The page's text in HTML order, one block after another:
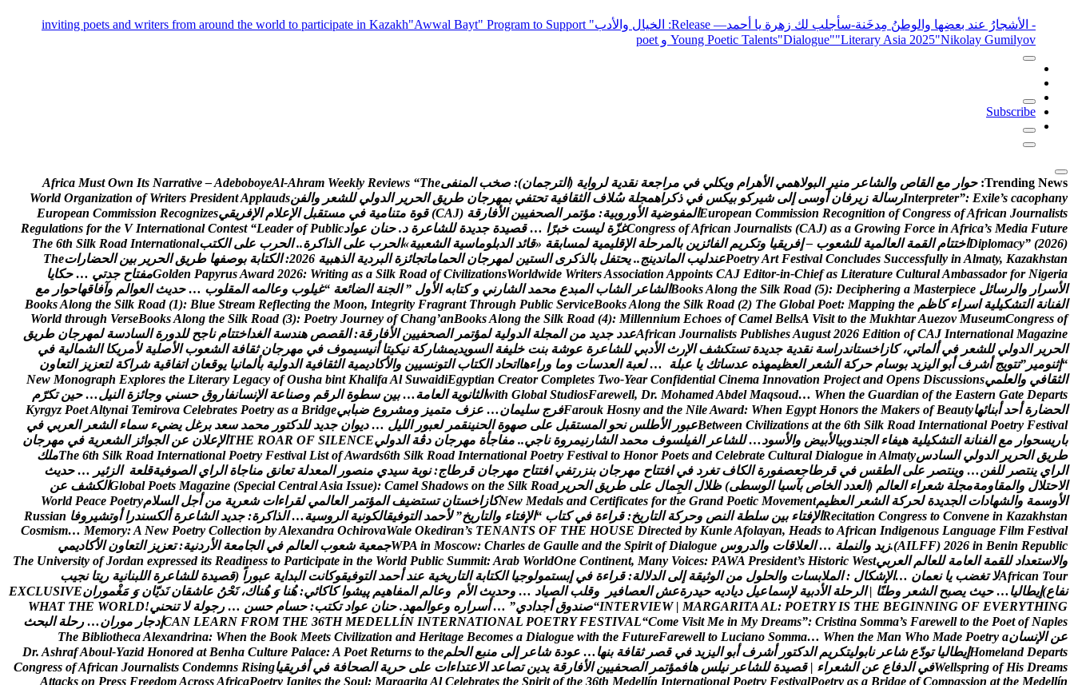
- الأشجارُ عند بعضِها والوطنُ مِدخَنة-سأجلب لك زهرة يا أحمد— Release : الخيال والأدب" inviting poets and writers from around the world to participate in Kazakh
"Awwal Bayt" Program to Support
Young Poetic Talents"Dialogue""Literary Asia 2025"Nikolay Gumilyov و poet
Subscribe
Trending News: حوار مع القاص والشاعر منير البولهمي الهرام ويكلي في مراجعة نقدية لر واية (الترجمان)
: صخب المنفى Africa Must Own Its Narrative –AdeboboyeAl-Ahram Weekly Reviews “The
Interpreter”: Exile’s cacophany رسالة زيرفان أوسى إلى شيركو بيكس في ذكراهمجلة سلف الثقافية تحتفي بمهرجان طريق الحرير الدولي للشعر والفن World Organization of Writers PresidentApplauds
European Commission Recognition of Congress ofAfrican Journalists المفوضية الور وبية: مؤتمر الصحفيين الفارقة (
CAJ
) قوة متنامية في مستقبل العلم الفريقي European Commission Recognizes
Congress ofAfrican Journalists (CAJ) as a Growing Force in Africa’s Media Future غزة ليست خبرا … قصيدة جديدة للشاعرة د. حنان عواد Regulations for the V International Contest “Leader of Public
Diplomacy” (2026) اختتام القمة العالمية للشعوب – إفريقيا وتكريم الفائزين بالمرحلة القليمية لمسابقة «قائد الدبلوماسية الشعبية»الحرب على الذاكرة.
. الحرب على الكتب The 6th Silk Road International
PoetryArt Festival Concludes Successfully in Almaty, Kazakhstan عندليب الماندينج.
. يحتفل بالذكرى الستين لمهرجان الحماماتجائزة البردية الذهبية 2026
: الكتابة بوصفها طريق الحرير بين الحضارات The
Golden PapyrusAward 2026: Writing as a Silk Road of CivilizationsWorldwide WritersAssociation Appoints CAJ Editor-in-Chief as Literature CulturalAmbassador for Nigeria مفتاح جدتي … حكايا
السرار والرسائل BooksAlong the Silk Road (5): Deciphering a Masterpiece الشاعر الشاب المبدع محمد الشارني و كتابه الول ” الجنة الضائعة “غيلوب وعالمه المقلوب … حديث العوالم وآفاقهاحوار مع
الفنانة التشكيلية اسراء كاظم BooksAlong the Silk Road (1): Blue Stream Reflecting the Moon, Integrity Fragrant Through Public ServiceBooksAlong the Silk Road (2) The Global Poet: Mapping the
World through VerseBooksAlong the Silk Road (3): Poetry Journey of Chang’anBooksAlong the Silk Road (4): Millennium Echoes of Camel BellsA Visit to the MukhtarAuezov MuseumCongress of
African Journalists PublishesAugust 2026 Edition of CAJ International Magazine عدد جديد من المجلة الدولية لمؤتمر الصحفيين الفارقة: القصص هندسة الغداختتام ناجح للدورة السادسة لمهرجان طريق
الحرير الدولي للشعر في ألماتي، كازاخستاندراسة نقدية جديدة تستكشف الرث الدبي للشاعرة عوشة بنت خليفة السويديمشاركة نيكيتا أنيسيموف في مهرجان ثقافة الشعوب الصلية لمريكا الشمالية في
“إثنومير ”تتويج أشرف أبو اليزيد بوسام حركة الشعر العظيمهذه عدساتك يا عبلة … لعبة العدسات وما وراءهااتحاد الكتاب التونسيين والكاديمية الثقافية الدولية بألمانيا يوقعان اتفاقية شراكة لتعزيز التعاون
الثقافي والعلمي New Monograph Explores the Literary Legacy of Ousha bint KhalifaAl SuwaidiEgyptian Creator Completes Two-Year Confidential Cinema Innovation Project and Opens Discussions
with Global StudiosFarewell, Dr. MohamedAbdel Maqsoud… When the Guardian of the Eastern Gate Departs الثانوية العامة… بين سطوة الرقم وصناعة النسانفار وق حسني وجائزة النيل… حين تكرم
الحضارة أحد أبنائها Farouk Hosny and the NileAward: When Egypt Honors the Makers of Beauty فرج سليمان… عزف متميز ومشر وع ضبابي Kyrgyz PoetAltynai Temirova Celebrates Poetry as a Bridge
Between Civilizations at the 6th Silk Road International Poetry Festival عبور الطلس نحو المستقبل على صهوة الحنينقمر لعبور الليل … ديوان جديد للدكتور محمد سعد برغل يضيء سماء الشعر العربي في
باريسحوار مع الفنانة التشكيلية هيفاء الجندوبيالبيض والسود… للشاعر الفيلسوف محمد الشارنيمر وة ناجي.
. مفاجأة مهرجان دڨة الدولي THE ROAR OF SILENCE العلن عن الجوائز الشعرية في مهرجان
طريق الحرير الدولي السادس The 6th Silk Road International Poetry Festival List ofAwards6th Silk Road International Poetry Festival to Honor Poets and Celebrate Cultural Dialogue in Almaty ملك
الراي ينتصر للفن… وينتصر على الطقس في قرطاجعصفورة الكاف تغرد في افتتاح مهرجان بنزرتفي افتتاح مهرجان قرطاج: نوبة سيدي منصور المعدلة تعانق مناجاة الراي الصوفيةقلعة الزئير … حديث
الحتلل والمقاومةمجلة شعراء العالم (العدد الخاص بآسيا الوسطى) ظلل الجمال على طريق الحرير Global Poets Magazine (Special CentralAsia Issue): Camel Shadows on the Silk Road الكشف عن
الوسمة والشهادات الجديدة لحركة الشعر العظيم New Medals and Certificates for the Grand Poetic Movement كازاخستان تستضيف المؤتمر العالمي لقراءات شعرية من أجل السلم World Peace Poetry
Recitation Congress to Convene in Kazakhstan الفتاء بين سلطة النص وحركة التاريخ: قراءة في كتاب “الفتاء والتاريخ” لحمد التوفيقالكونية الر وسية… الذاكرة: جديد الشاعرة ألكسندرا أوتشير وفا Russian
Cosmism… Memory:A New Poetry Collection byAlexandra OchirovaWale Okediran’s TENANTS OF THE HOUSE Directed by KunleAfolayan, Heads toAfrican Indigenous Language Film Festival
(AILFF) 2026 in Benin Republic
.زيد والنملة … العلقات والدر وس WPA in Moscow: Charles de Gaulle and the Spirit of Dialogue جمعية شعوب العالم في الجامعة الردنية: تعزيز التعاون الكاديمي
والستعداد للقمة العامة للعالم العربي The University of Jordan expressed its Readiness to Participate in the World Public Summit:Arab WorldOne Continent, Many Voices: PAWA President’s Historic West
African Tour ل تغضب يا نعمان …الشكال : الملبسات والحلول من الوثيقة إلى الدللة: قراءة في إبستمولوجيا الكتابة التاريخية عند أحمد التوفيقوكانت البداية عبورا (قصيدة للشاعرة اللبنانية ريتا نجيب
نفاع)إيطاليا… حيث يصبح الشعر وطنا | الرحلة الدبية لسماعيل دياديه حيدرةعش العصافير وقلب الصياد … وحديث الم وعالم المفاهيم پیشوا کاکائي: هنا و هناك، نحن عاشقان نديان و مغموران EXCLUSIVE
INTERVIEW | MARGARITA AL: POETRY IS THE BEGINNING OF EVERYTHING
“صندوق أجدادي”
… أسراره وعوالمهد. حنان عواد تكتب: حسام حسن … رجولة ل تنحني!
WHAT THE WORLD
CAN LEARN FROM THE 36TH MEDELLÍN INTERNATIONAL POETRY FESTIVAL“Come Visit Me in My Dreams”: Cristina Somma’s Farewell to the Poet of Naples إدجار موران… رحلة البحث
عن النسان The BibliothecaAlexandrina: When the Book Meets Civilization and Heritage Becomes a Dialogue with the FutureFarewell to Luciano Somma… When the Man Who Made Poetry a
Homeland Departs إيطاليا تودع شاعر نابوليتكريم الدكتور أشرف أبو اليزيد في قصر ثقافة بنها… عودة شاعر إلى منبع الحلم Dr. AshrafAboul-Yazid Honored at Benha Culture Palace:A Poet Returns to the
Wellspring of His Dreams في الدفاع عن الشعراء | قصيدة للشاعر نيلس هافمؤتمر الصحفيين الفارقة يدين تصاعد العتداءات على حرية الصحافة في أفريقيا Congress ofAfrican Journalists Condemns Rising
Attacks on Press FreedomAcrossAfricaPoetry Ignites the Soul: MargaritaAl Celebrates the Spirit of the 36th Medellín International Poetry FestivalPoetry as a Bridge of Compassion at the Medellín